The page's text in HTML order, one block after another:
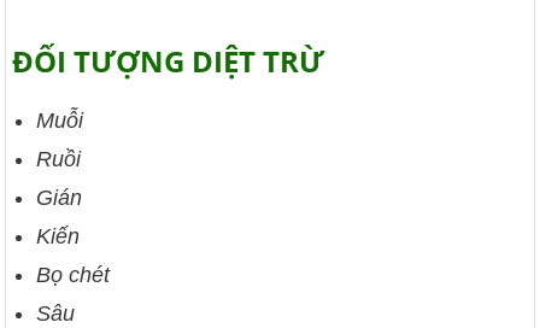
ĐỐI TƯỢNG DIỆT TRỪ
Muỗi
Ruồi
Gián
Kiến
Bọ chét
Sâu